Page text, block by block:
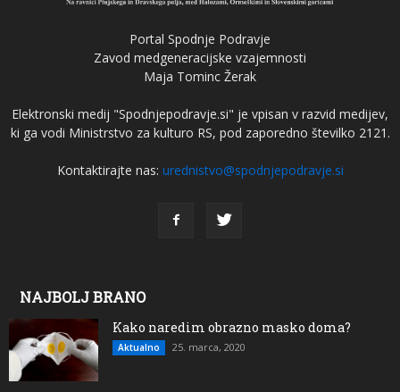
Portal Spodnje Podravje
Zavod medgeneracijske vzajemnosti
Maja Tominc Žerak
Elektronski medij "Spodnjepodravje.si" je vpisan v razvid medijev,
ki ga vodi Ministrstvo za kulturo RS, pod zaporedno številko 2121.
Kontaktirajte nas: urednistvo@spodnjepodravje.si
NAJBOLJ BRANO
Kako naredim obrazno masko doma?
Aktualno 25. marca, 2020